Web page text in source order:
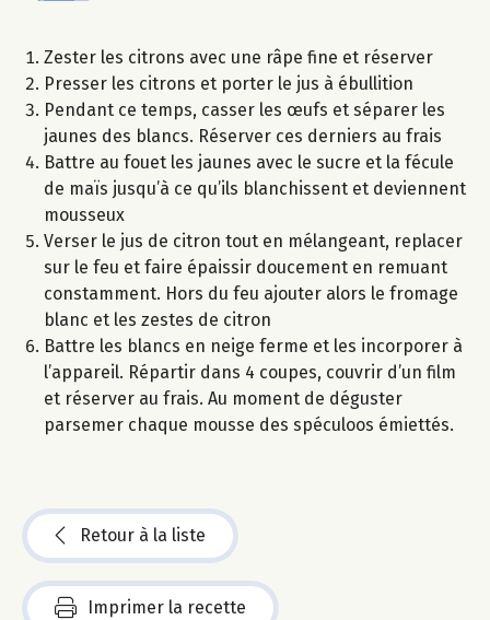
Zester les citrons avec une râpe fine et réserver
Presser les citrons et porter le jus à ébullition
Pendant ce temps, casser les œufs et séparer les
jaunes des blancs. Réserver ces derniers au frais
Battre au fouet les jaunes avec le sucre et la fécule
de maïs jusqu’à ce qu’ils blanchissent et deviennent
mousseux
Verser le jus de citron tout en mélangeant, replacer
sur le feu et faire épaissir doucement en remuant
constamment. Hors du feu ajouter alors le fromage
blanc et les zestes de citron
Battre les blancs en neige ferme et les incorporer à
l’appareil. Répartir dans 4 coupes, couvrir d’un film
et réserver au frais. Au moment de déguster
parsemer chaque mousse des spéculoos émiettés.
Retour à la liste
Imprimer la recette